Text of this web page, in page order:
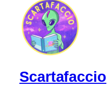
Scartafaccio